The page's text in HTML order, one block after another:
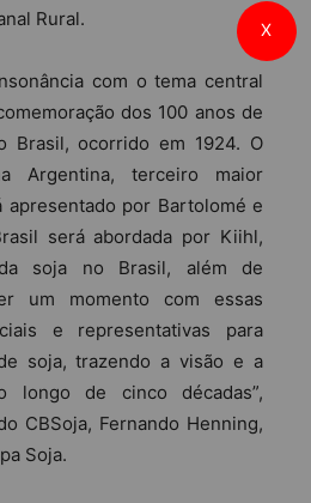
Rural.
com o tema central
dos 100 anos de
Brasil, ocorrido em 1924. O
Argentina, terceiro maior
por Bartolomé e
será abordada por Kiihl,
soja no Brasil, além de
um momento com essas
e representativas para
soja, trazendo a visão e a
longo de cinco décadas”,
CBSoja, Fernando Henning,
Soja.
X